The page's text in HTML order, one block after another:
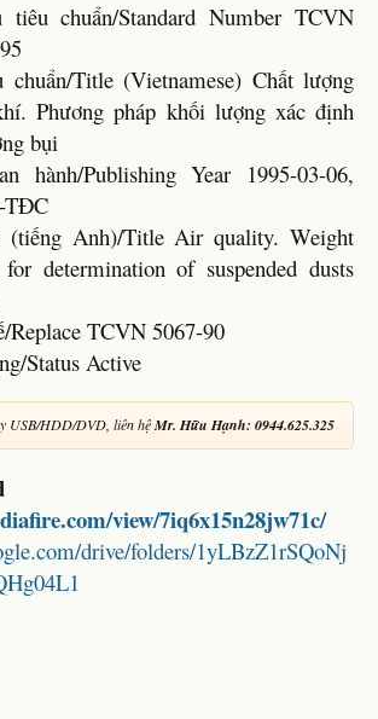
tiêu chuẩn/Standard Number TCVN
chuẩn/Title (Vietnamese) Chất lượng
Phương pháp khối lượng xác định
bụi
hành/Publishing Year 1995-03-06,
TĐC
(tiếng Anh)/Title Air quality. Weight
determination of suspended dusts
Replace TCVN 5067-90
Status Active
USB/HDD/DVD, liên hệMr. Hữu Hạnh: 0944.625.325
view/7iq6x15n28jw71c/
drive/folders/1yLBzZ1rSQoNj